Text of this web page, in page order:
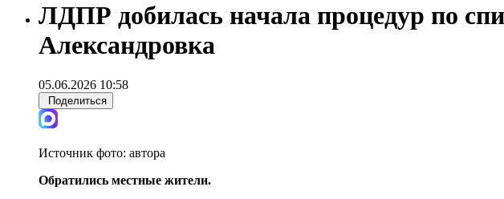
ЛДПР добилась начала процедур по
Александровка
05.06.2026 10:58
Поделиться
Источник фото: автора
Обратились местные жители.